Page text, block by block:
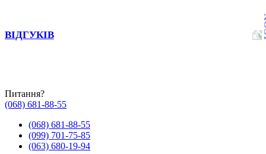
ВІДГУКІВ
Питання?
(068) 681-88-55
(068) 681-88-55
(099) 701-75-85
(063) 680-19-94